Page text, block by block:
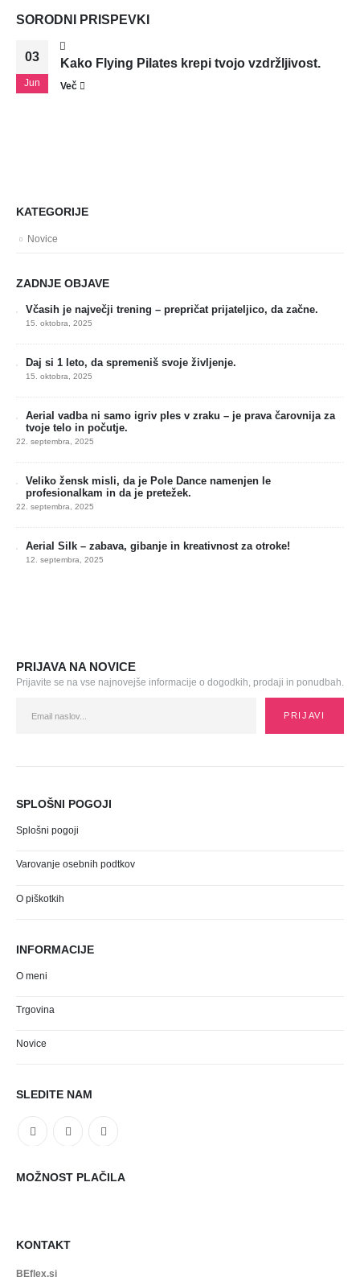
SORODNI PRISPEVKI
03
Jun
Kako Flying Pilates krepi tvojo vzdržljivost.
Več
KATEGORIJE
Novice
ZADNJE OBJAVE
Včasih je največji trening – prepričat prijateljico, da začne.
15. oktobra, 2025
Daj si 1 leto, da spremeniš svoje življenje.
15. oktobra, 2025
Aerial vadba ni samo igriv ples v zraku – je prava čarovnija za
tvoje telo in počutje.
22. septembra, 2025
Veliko žensk misli, da je Pole Dance namenjen le
profesionalkam in da je pretežek.
22. septembra, 2025
Aerial Silk – zabava, gibanje in kreativnost za otroke!
12. septembra, 2025
PRIJAVA NA NOVICE
Prijavite se na vse najnovejše informacije o dogodkih, prodaji in ponudbah.
SPLOŠNI POGOJI
Splošni pogoji
Varovanje osebnih podtkov
O piškotkih
INFORMACIJE
O meni
Trgovina
Novice
SLEDITE NAM
MOŽNOST PLAČILA
KONTAKT
BEflex.si